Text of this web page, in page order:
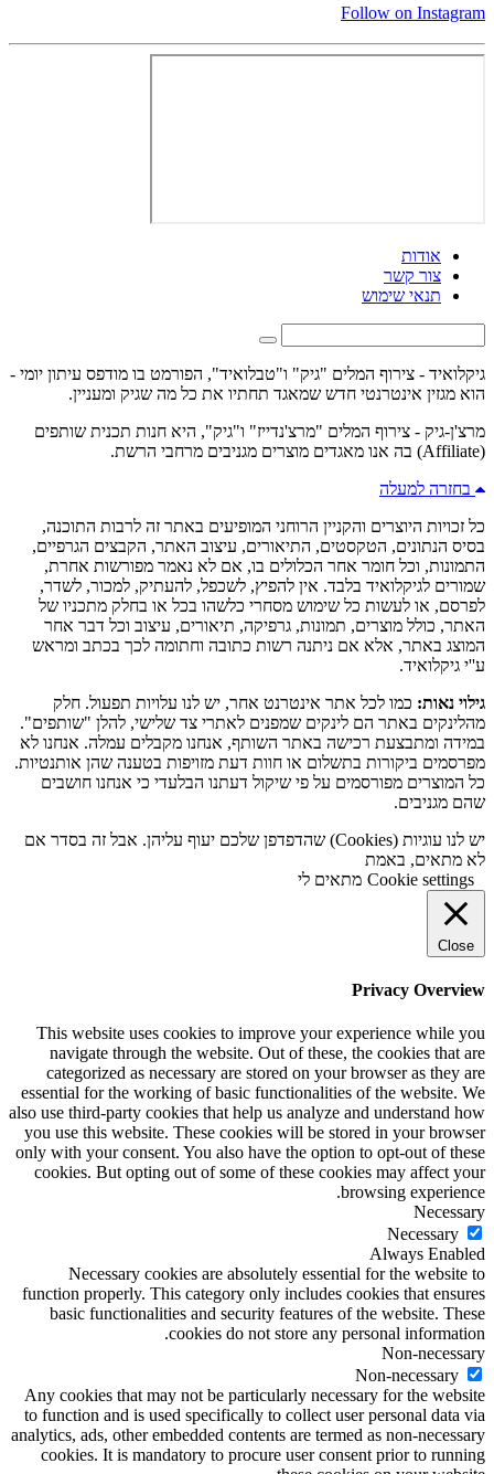
Follow on Instagram
אודות
צור קשר
תנאי שימוש
גיקלואיד - צירוף המלים "גיק" ו"טבלואיד", הפורמט בו מודפס עיתון יומי -
הוא מגזין אינטרנטי חדש שמאגד תחתיו את כל מה שגיק ומעניין.
מרצ'ן-גיק - צירוף המלים "מרצ'נדייז" ו"גיק", היא חנות תכנית שותפים
(Affiliate) בה אנו מאגדים מוצרים מגניבים מרחבי הרשת.
בחזרה למעלה
כל זכויות היוצרים והקניין הרוחני המופיעים באתר זה לרבות התוכנה,
בסיס הנתונים, הטקסטים, התיאורים, עיצוב האתר, הקבצים הגרפיים,
התמונות, וכל חומר אחר הכלולים בו, אם לא נאמר מפורשות אחרת,
שמורים לגיקלואיד בלבד. אין להפיץ, לשכפל, להעתיק, למכור, לשדר,
לפרסם, או לעשות כל שימוש מסחרי כלשהו בכל או בחלק מתכניו של
האתר, כולל מוצרים, תמונות, גרפיקה, תיאורים, עיצוב וכל דבר אחר
המוצג באתר, אלא אם ניתנה רשות כתובה וחתומה לכך בכתב ומראש
ע''י גיקלואיד.
גילוי נאות: כמו לכל אתר אינטרנט אחר, יש לנו עלויות תפעול. חלק
מהלינקים באתר הם לינקים שמפנים לאתרי צד שלישי, להלן "שותפים".
במידה ומתבצעת רכישה באתר השותף, אנחנו מקבלים עמלה. אנחנו לא
מפרסמים ביקורות בתשלום או חוות דעת מזויפות בטענה שהן אותנטיות.
כל המוצרים מפורסמים על פי שיקול דעתנו הבלעדי כי אנחנו חושבים
שהם מגניבים.
יש לנו עוגיות (Cookies) שהדפדפן שלכם יעוף עליהן. אבל זה בסדר אם
לא מתאים, באמת
Cookie settings מתאים לי
Close
Privacy Overview
This website uses cookies to improve your experience while you
navigate through the website. Out of these, the cookies that are
categorized as necessary are stored on your browser as they are
essential for the working of basic functionalities of the website. We
also use third-party cookies that help us analyze and understand how
you use this website. These cookies will be stored in your browser
only with your consent. You also have the option to opt-out of these
cookies. But opting out of some of these cookies may affect your
browsing experience.
Necessary
Necessary
Always Enabled
Necessary cookies are absolutely essential for the website to
function properly. This category only includes cookies that ensures
basic functionalities and security features of the website. These
cookies do not store any personal information.
Non-necessary
Non-necessary
Any cookies that may not be particularly necessary for the website
to function and is used specifically to collect user personal data via
analytics, ads, other embedded contents are termed as non-necessary
cookies. It is mandatory to procure user consent prior to running